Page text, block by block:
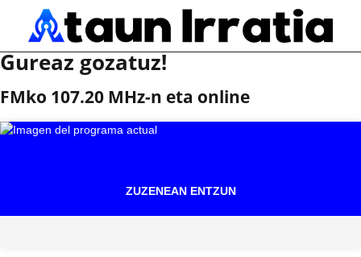
Gureaz gozatuz!
FMko 107.20 MHz-n eta online
ZUZENEAN ENTZUN